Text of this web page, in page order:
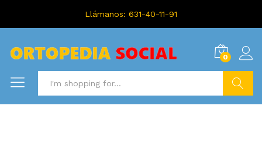
Llámanos: 631-40-11-91
0